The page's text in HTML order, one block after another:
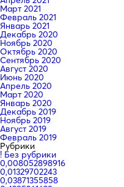
Март 2021
Февраль 2021
Январь 2021
Декабрь 2020
Ноябрь 2020
Октябрь 2020
Сентябрь 2020
Август 2020
Июнь 2020
Апрель 2020
Март 2020
Январь 2020
Декабрь 2019
Ноябрь 2019
Август 2019
Февраль 2019
Рубрики
! Без рубрики
0,008052898916
0,01329702243
0,03871355858